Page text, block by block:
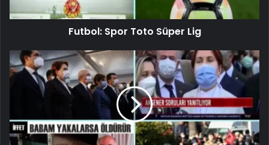
Futbol: Spor Toto Süper Lig